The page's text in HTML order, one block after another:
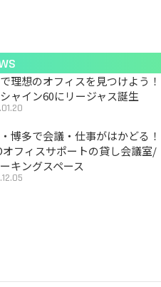
理想のオフィスを見つけよう！
ャイン60にリージャス誕生
博多で会議・仕事がはかどる！
オフィスサポートの貸し会議室/
キングスペース